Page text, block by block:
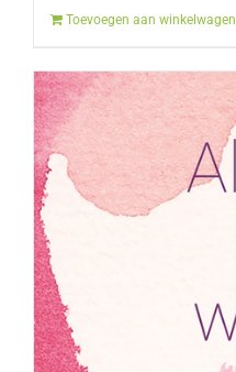
Toevoegen aan winkelwagen